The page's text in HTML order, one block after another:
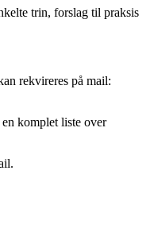
trin, forslag til praksis
rekvireres på mail:
komplet liste over